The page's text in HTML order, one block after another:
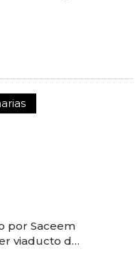
por Saceem
viaducto de